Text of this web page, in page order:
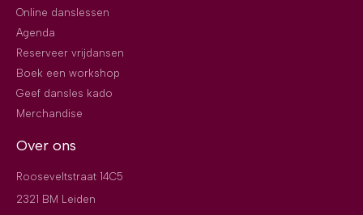
Online danslessen
Agenda
Reserveer vrijdansen
Boek een workshop
Geef dansles kado
Merchandise
Over ons
Rooseveltstraat 14C5
2321 BM Leiden